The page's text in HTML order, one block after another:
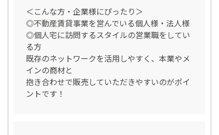
＜こんな方・企業様にぴったり＞
◎不動産賃貸事業を営んでいる個人様・法人様
◎個人宅に訪問するスタイルの営業職をしてい
る方
既存のネットワークを活用しやすく、本業やメ
インの商材と
抱き合わせで販売していただきやすいのがポイ
ントです！